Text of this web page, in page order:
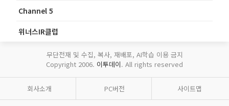
Channel 5
위너스IR클럽
무단전재 및 수집, 복사, 재배포, AI학습 이용 금지
Copyright 2006. 이투데이. All rights reserved
회사소개 PC버전 사이트맵